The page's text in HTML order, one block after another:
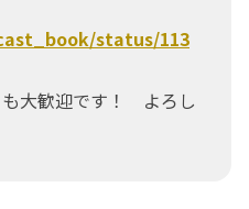
status/113
大歓迎です！ よろし